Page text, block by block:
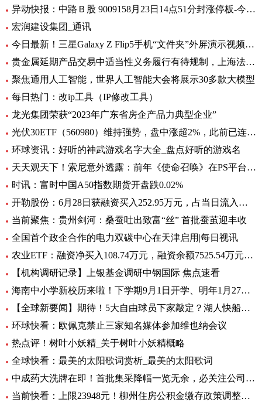
异动快报：中路Ｂ股 9009158月23日14点51分封涨停板-今日热搜
宏润建设集团_通讯
今日最新！三星Galaxy Z Flip5手机“文件夹”外屏演示视频曝光
贵金属延期产品交易中适当性义务履行有待规制，上海法院向交易所发出司法建议_每日观察
聚焦通用人工智能，世界人工智能大会将展示30多款大模型
每日热门：改ip工具（IP修改工具）
龙光集团荣获“2023年广东省房企产品力典型企业”
光伏30ETF（560980）维持强势，盘中涨超2%，此前已连升3日，权重股捷佳伟创涨超3%
环球资讯：好听的神武游戏名字大全_盘点好听的游戏名
天天观天下！索尼意外透露：前年《使命召唤》在PS平台创造超8亿美元收入
时讯：富时中国A50指数期货开盘跌0.02%
开勒股份：6月28日获融资买入252.95万元，占当日流入资金比例11.65%-世界即时
当前聚焦：贵州剑河：桑蚕吐出致富“丝” 首批蚕茧迎丰收
全国首个政企合作的电力双碳中心在天津启用|每日视讯
农业ETF：融资净买入108.74万元，融资余额7525.54万元（06-28）
【机构调研记录】上银基金调研中钢国际 焦点速看
海南中小学新校历来啦！下学期9月1日开学、明年1月27日放寒假|观焦点
【全球新要闻】期待！5大自由球员下家敲定？湖人快船或签全明星后卫
环球快看：欧佩克禁止三家知名媒体参加维也纳会议
热点评！树叶小妖精_关于树叶小妖精概略
全球快看：最美的太阳歌词赏析_最美的太阳歌词
中成药大洗牌在即！首批集采降幅一览无余，必关注公司火线全揭秘，投资风险哪里藏？
当前快看：上限23948元！柳州住房公积金缴存政策调整，7月起执行